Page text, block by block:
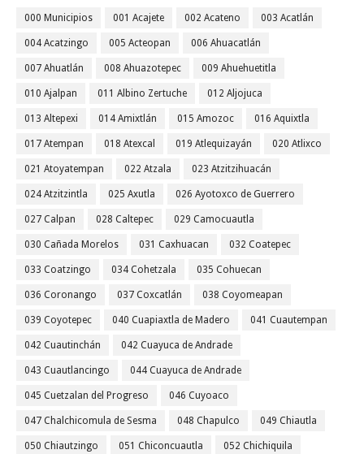
000 Municipios 001 Acajete 002 Acateno 003 Acatlán
004 Acatzingo 005 Acteopan 006 Ahuacatlán
007 Ahuatlán 008 Ahuazotepec 009 Ahuehuetitla
010 Ajalpan 011 Albino Zertuche 012 Aljojuca
013 Altepexi 014 Amixtlán 015 Amozoc 016 Aquixtla
017 Atempan 018 Atexcal 019 Atlequizayán 020 Atlixco
021 Atoyatempan 022 Atzala 023 Atzitzihuacán
024 Atzitzintla 025 Axutla 026 Ayotoxco de Guerrero
027 Calpan 028 Caltepec 029 Camocuautla
030 Cañada Morelos 031 Caxhuacan 032 Coatepec
033 Coatzingo 034 Cohetzala 035 Cohuecan
036 Coronango 037 Coxcatlán 038 Coyomeapan
039 Coyotepec 040 Cuapiaxtla de Madero 041 Cuautempan
042 Cuautinchán 042 Cuayuca de Andrade
043 Cuautlancingo 044 Cuayuca de Andrade
045 Cuetzalan del Progreso 046 Cuyoaco
047 Chalchicomula de Sesma 048 Chapulco 049 Chiautla
050 Chiautzingo 051 Chiconcuautla 052 Chichiquila